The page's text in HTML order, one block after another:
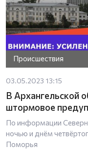
Происшествия
03.05.2023 13:15
В Архангельской
штормовое
По информации
ночью и днём
Поморья